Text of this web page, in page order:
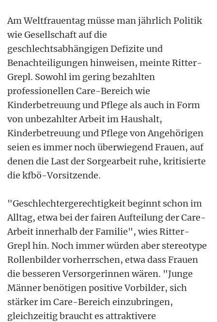
Am Weltfrauentag müsse man jährlich Politik
wie Gesellschaft auf die
geschlechtsabhängigen Defizite und
Benachteiligungen hinweisen, meinte Ritter-
Grepl. Sowohl im gering bezahlten
professionellen Care-Bereich wie
Kinderbetreuung und Pflege als auch in Form
von unbezahlter Arbeit im Haushalt,
Kinderbetreuung und Pflege von Angehörigen
seien es immer noch überwiegend Frauen, auf
denen die Last der Sorgearbeit ruhe, kritisierte
die kfbö-Vorsitzende.
"Geschlechtergerechtigkeit beginnt schon im
Alltag, etwa bei der fairen Aufteilung der Care-
Arbeit innerhalb der Familie", wies Ritter-
Grepl hin. Noch immer würden aber stereotype
Rollenbilder vorherrschen, etwa dass Frauen
die besseren Versorgerinnen wären. "Junge
Männer benötigen positive Vorbilder, sich
stärker im Care-Bereich einzubringen,
gleichzeitig braucht es attraktivere